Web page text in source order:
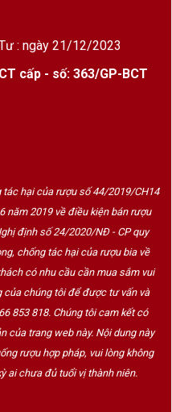
: ngày 21/12/2023
cấp - số: 363/GP-BCT
hại của rượu số 44/2019/CH14
năm 2019 về điều kiện bán rượu
định số 24/2020/NĐ - CP quy
chống tác hại của rượu bia về
có nhu cầu cần mua sắm vui
chúng tôi để được tư vấn và
853 818. Chúng tôi cam kết có
của trang web này. Nội dung này
rượu hợp pháp, vui lòng không
ai chưa đủ tuổi vị thành niên.